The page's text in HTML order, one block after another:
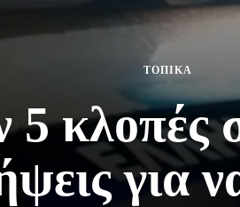
ΤΟΠΙΚΑ
5 κλοπές
για